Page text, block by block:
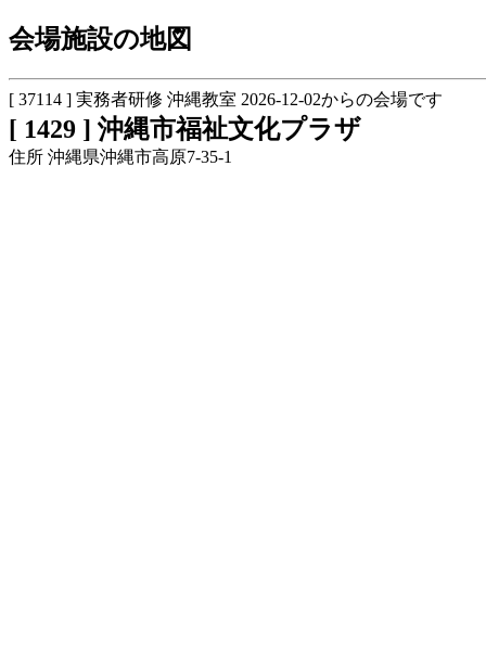
会場施設の地図
[ 37114 ] 実務者研修 沖縄教室 2026-12-02からの会場です
[ 1429 ] 沖縄市福祉文化プラザ
住所 沖縄県沖縄市高原7-35-1